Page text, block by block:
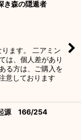
き森の隠遁者
ます。 二アミン
は、個人差があり
る方は、ご購入を
意しております
起源 166/254